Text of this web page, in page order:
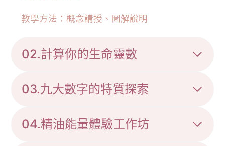
教學方法：概念講授、圖解說明
02.計算你的生命靈數
03.九大數字的特質探索
04.精油能量體驗工作坊